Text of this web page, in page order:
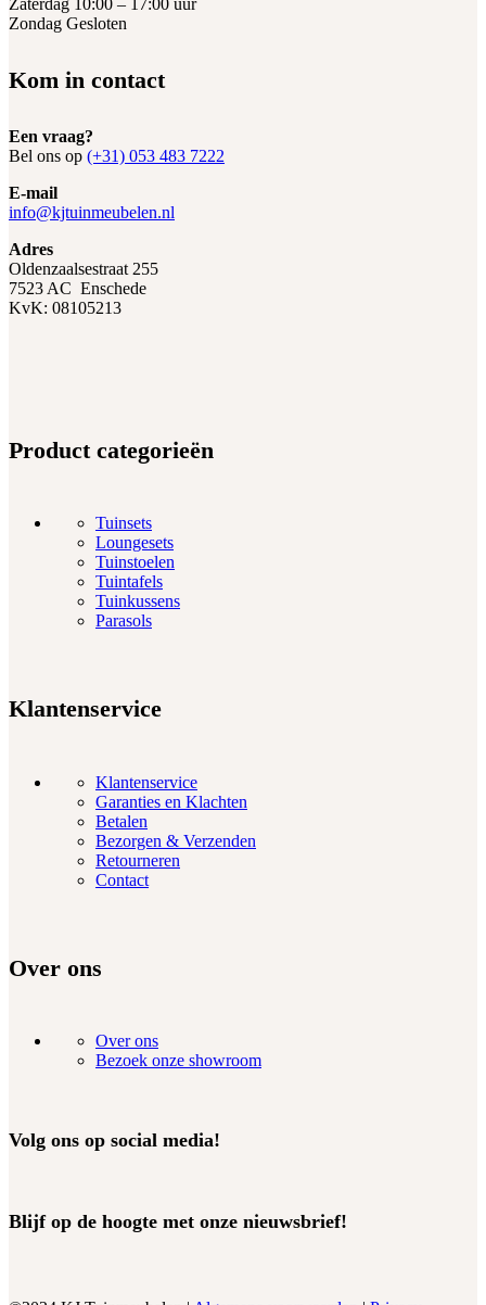
Zaterdag 10:00 – 17:00 uur
Zondag Gesloten
Kom in contact
Een vraag?
Bel ons op (+31) 053 483 7222
E-mail
info@kjtuinmeubelen.nl
Adres
Oldenzaalsestraat 255
7523 AC Enschede
KvK: 08105213
Product categorieën
Tuinsets
Loungesets
Tuinstoelen
Tuintafels
Tuinkussens
Parasols
Klantenservice
Klantenservice
Garanties en Klachten
Betalen
Bezorgen & Verzenden
Retourneren
Contact
Over ons
Over ons
Bezoek onze showroom
Volg ons op social media!
Blijf op de hoogte met onze nieuwsbrief!